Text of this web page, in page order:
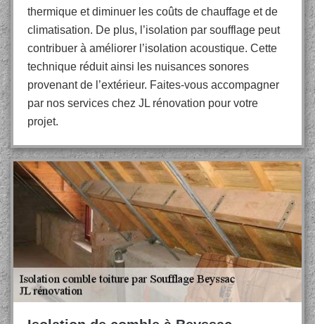
thermique et diminuer les coûts de chauffage et de
climatisation. De plus, l’isolation par soufflage peut
contribuer à améliorer l’isolation acoustique. Cette
technique réduit ainsi les nuisances sonores
provenant de l’extérieur. Faites-vous accompagner
par nos services chez JL rénovation pour votre
projet.